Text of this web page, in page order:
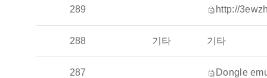
289 http://
288 기타 기타
287 Dongle